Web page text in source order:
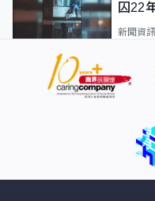
囚22
新聞資訊